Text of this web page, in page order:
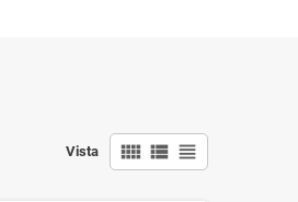
Vista view_comfy view_list view_headline